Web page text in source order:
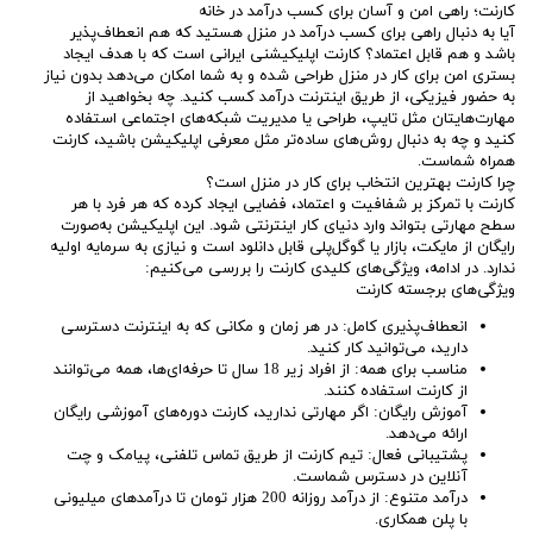
کارنت؛ راهی امن و آسان برای کسب درآمد در خانه
آیا به دنبال راهی برای کسب درآمد در منزل هستید که هم انعطاف‌پذیر
باشد و هم قابل اعتماد؟ کارنت اپلیکیشنی ایرانی است که با هدف ایجاد
بستری امن برای کار در منزل طراحی شده و به شما امکان می‌دهد بدون نیاز
به حضور فیزیکی، از طریق اینترنت درآمد کسب کنید. چه بخواهید از
مهارت‌هایتان مثل تایپ، طراحی یا مدیریت شبکه‌های اجتماعی استفاده
کنید و چه به دنبال روش‌های ساده‌تر مثل معرفی اپلیکیشن باشید، کارنت
همراه شماست.
چرا کارنت بهترین انتخاب برای کار در منزل است؟
کارنت با تمرکز بر شفافیت و اعتماد، فضایی ایجاد کرده که هر فرد با هر
سطح مهارتی بتواند وارد دنیای کار اینترنتی شود. این اپلیکیشن به‌صورت
رایگان از مایکت، بازار یا گوگل‌پلی قابل دانلود است و نیازی به سرمایه اولیه
ندارد. در ادامه، ویژگی‌های کلیدی کارنت را بررسی می‌کنیم:
ویژگی‌های برجسته کارنت
انعطاف‌پذیری کامل: در هر زمان و مکانی که به اینترنت دسترسی
دارید، می‌توانید کار کنید.
مناسب برای همه: از افراد زیر 18 سال تا حرفه‌ای‌ها، همه می‌توانند
از کارنت استفاده کنند.
آموزش رایگان: اگر مهارتی ندارید، کارنت دوره‌های آموزشی رایگان
ارائه می‌دهد.
پشتیبانی فعال: تیم کارنت از طریق تماس تلفنی، پیامک و چت
آنلاین در دسترس شماست.
درآمد متنوع: از درآمد روزانه 200 هزار تومان تا درآمدهای میلیونی
با پلن همکاری.